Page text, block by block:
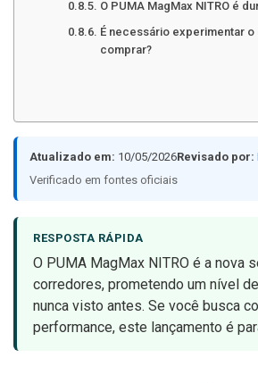
O PUMA MagMax NITRO é
É necessário experimentar
comprar?
Atualizado em: 10/05/2026Revisado por:
Verificado em fontes oficiais
RESPOSTA RÁPIDA
O PUMA MagMax NITRO é a nova
corredores, prometendo um nível
nunca visto antes. Se você busca
performance, este lançamento é